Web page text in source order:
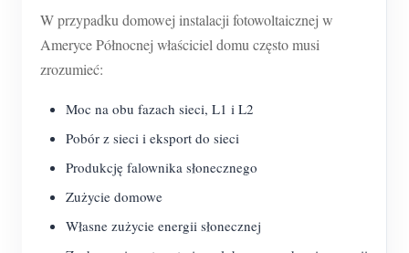
Blog
App Store
Eksploruj stronę
Ranking PV
W przypadku domowej instalacji fotowoltaicznej w
Ameryce Północnej właściciel domu często musi
zrozumieć:
Moc na obu fazach sieci, L1 i L2
Pobór z sieci i eksport do sieci
Produkcję falownika słonecznego
Zużycie domowe
Własne zużycie energii słonecznej